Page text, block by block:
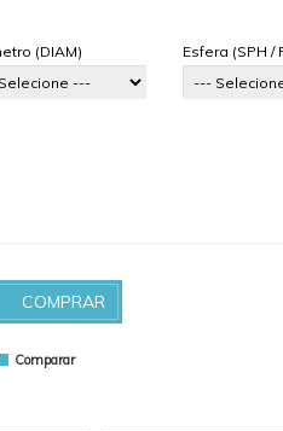
(DIAM) Esfera (SPH /
COMPRAR
Comparar